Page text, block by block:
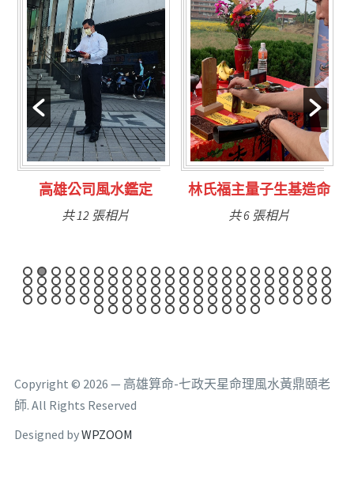
林氏福主量子生基造命
共 6 張相片
台南永康風水鑑定
共 9 張相片
Copyright © 2026 — 高雄算命-七政天星命理風水黃鼎頤老
師. All Rights Reserved
Designed byWPZOOM